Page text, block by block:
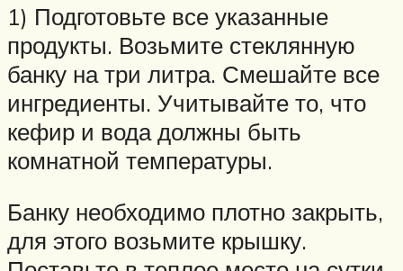
1) Подготовьте все указанные
продукты. Возьмите стеклянную
банку на три литра. Смешайте все
ингредиенты. Учитывайте то, что
кефир и вода должны быть
комнатной температуры.
Банку необходимо плотно закрыть,
для этого возьмите крышку.